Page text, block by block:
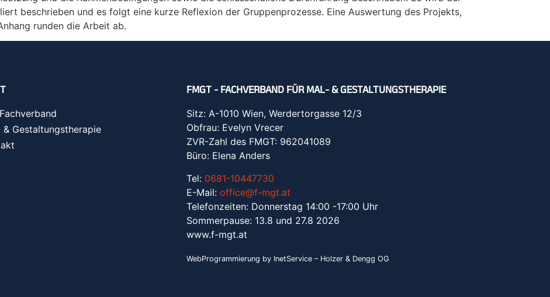
beschrieben und es folgt eine kurze Reflexion der Gruppenprozesse. Eine Auswertung des Projekts,
runden die Arbeit ab.
& Gestaltungstherapie
FMGT - FACHVERBAND FÜR MAL- & GESTALTUNGSTHERAPIE
Sitz: A-1010 Wien, Werdertorgasse 12/3
Obfrau: Evelyn Vrecer
ZVR-Zahl des FMGT: 962041089
Büro: Elena Anders
Tel: 0681-10447730
E-Mail: office@f-mgt.at
Telefonzeiten: Donnerstag 14:00 -17:00 Uhr
Sommerpause: 13.8 und 27.8 2026
www.f-mgt.at
WebProgrammierung by InetService – Holzer & Dengg OG